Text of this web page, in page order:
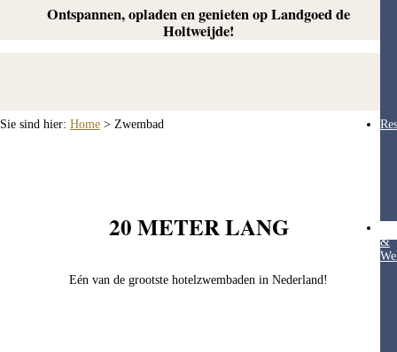
&
Ontspannen, opladen en genieten op Landgoed de
Holtweijde!
Sie sind hier: Home > Zwembad
20 METER LANG
Eén van de grootste hotelzwembaden in Nederland!